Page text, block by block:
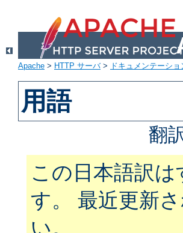
Apache > HTTP サーバ> ドキュメンテーショ
用語
翻
この日本語訳
す。 最近更新
い。